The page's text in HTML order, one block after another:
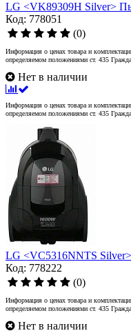
LG <VK89309H Silver>
Код: 778051
(0)
Информация о ценах товара и
определяемом положениями ст. 435
Нет в наличии
Информация о ценах товара и
определяемом положениями ст. 435
LG <VC5316NNTS
Код: 778222
(0)
Информация о ценах товара и
определяемом положениями ст. 435
Нет в наличии